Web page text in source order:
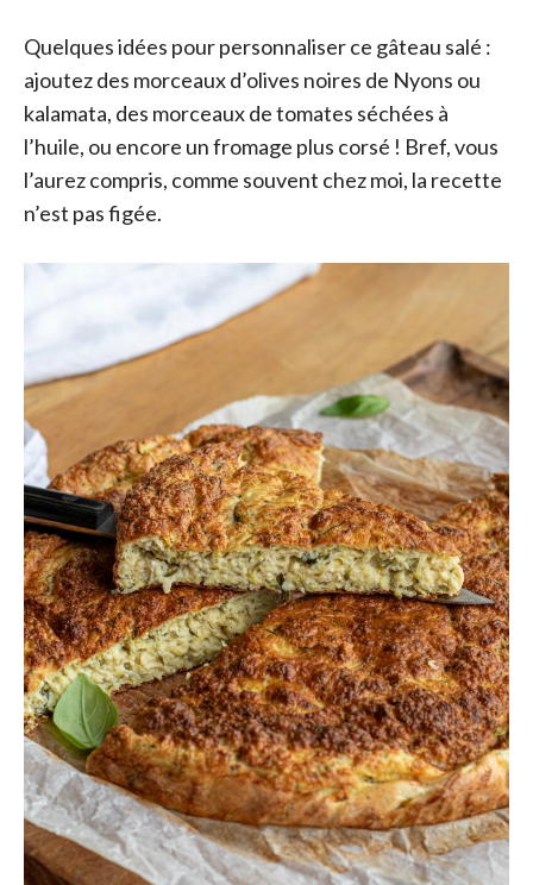
Quelques idées pour personnaliser ce gâteau salé :
ajoutez des morceaux d’olives noires de Nyons ou
kalamata, des morceaux de tomates séchées à
l’huile, ou encore un fromage plus corsé ! Bref, vous
l’aurez compris, comme souvent chez moi, la recette
n’est pas figée.